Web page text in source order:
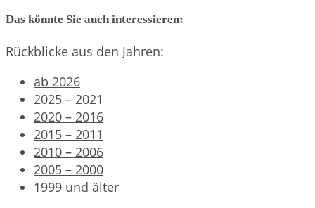
Das könnte Sie auch interessieren:
Rückblicke aus den Jahren:
ab 2026
2025 – 2021
2020 – 2016
2015 – 2011
2010 – 2006
2005 – 2000
1999 und älter